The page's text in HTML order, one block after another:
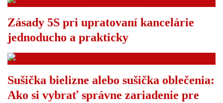
Zásady 5S pri upratovaní kancelárie
jednoducho a prakticky
Sušička bielizne alebo sušička oblečenia:
Ako si vybrať správne zariadenie pre